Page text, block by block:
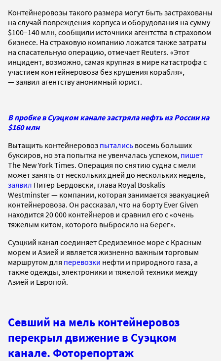
Контейнеровозы такого размера могут быть застрахованы
на случай повреждения корпуса и оборудования на сумму
$100–140 млн, сообщили источники агентства в страховом
бизнесе. На страховую компанию ложатся также затраты
на спасательную операцию, отмечает Reuters. «Этот
инцидент, возможно, самая крупная в мире катастрофа с
участием контейнеровоза без крушения корабля»,
— заявил агентству анонимный юрист.
В пробке в Суэцком канале застряла нефть из России на
$160 млн
Вытащить контейнеровоз пытались восемь больших
буксиров, но эта попытка не увенчалась успехом, пишет
The New York Times. Операция по снятию судна с мели
может занять от нескольких дней до нескольких недель,
заявил Питер Бердовски, глава Royal Boskalis
Westminster — компании, которая занимается эвакуацией
контейнеровоза. Он рассказал, что на борту Ever Given
находится 20 000 контейнеров и сравнил его с «очень
тяжелым китом, которого выбросило на берег».
Суэцкий канал соединяет Средиземное море с Красным
морем и Азией и является жизненно важным торговым
маршрутом для перевозки нефти и природного газа, а
также одежды, электроники и тяжелой техники между
Азией и Европой.
Севший на мель контейнеровоз
перекрыл движение в Суэцком
канале. Фоторепортаж